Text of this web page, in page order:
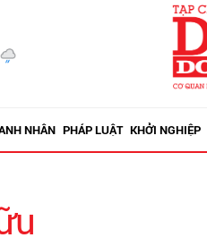
NHÂN PHÁP LUẬT KHỞI NGHIỆP